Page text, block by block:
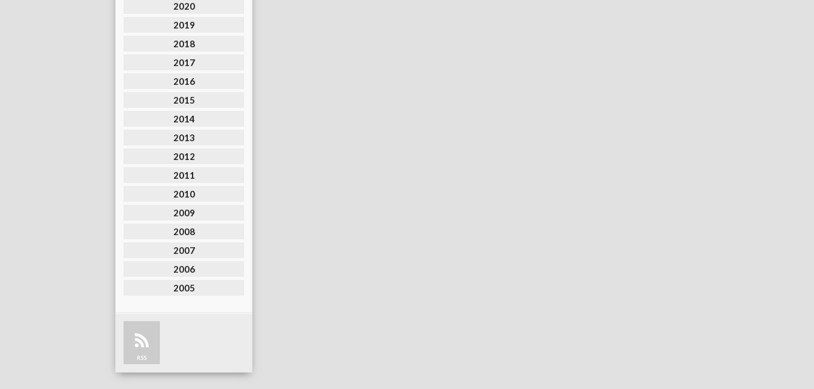
2020
2019
2018
2017
2016
2015
2014
2013
2012
2011
2010
2009
2008
2007
2006
2005
RSS